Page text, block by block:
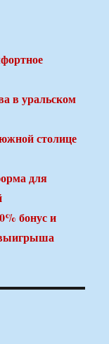
в уральском
столице
для
бонус и